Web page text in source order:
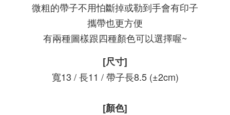
微粗的帶子不用怕斷掉或勒到手會有印子
攜帶也更方便
有兩種圖樣跟四種顏色可以選擇喔~
[尺寸]
寬13 / 長11 / 帶子長8.5 (±2cm)
[顏色]